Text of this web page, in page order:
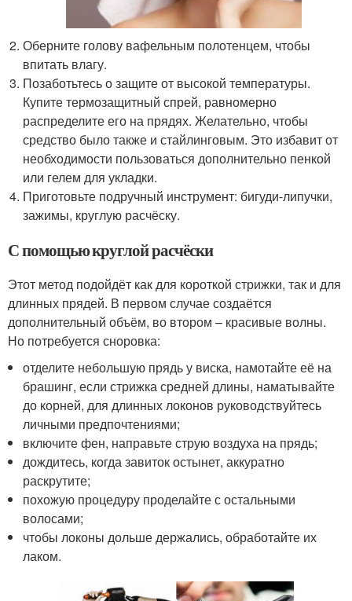
Оберните голову вафельным полотенцем, чтобы
впитать влагу.
Позаботьтесь о защите от высокой температуры.
Купите термозащитный спрей, равномерно
распределите его на прядях. Желательно, чтобы
средство было также и стайлинговым. Это избавит от
необходимости пользоваться дополнительно пенкой
или гелем для укладки.
Приготовьте подручный инструмент: бигуди-липучки,
зажимы, круглую расчёску.
С помощью круглой расчёски
Этот метод подойдёт как для короткой стрижки, так и для
длинных прядей. В первом случае создаётся
дополнительный объём, во втором – красивые волны.
Но потребуется сноровка:
отделите небольшую прядь у виска, намотайте её на
брашинг, если стрижка средней длины, наматывайте
до корней, для длинных локонов руководствуйтесь
личными предпочтениями;
включите фен, направьте струю воздуха на прядь;
дождитесь, когда завиток остынет, аккуратно
раскрутите;
похожую процедуру проделайте с остальными
волосами;
чтобы локоны дольше держались, обработайте их
лаком.